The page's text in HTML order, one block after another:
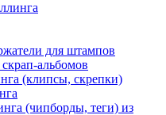
для штампов
альбомов
(клипсы, скрепки)
(чипборды, теги) из